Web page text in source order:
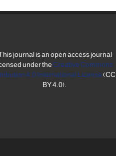
journal is an open access journal
under theCreative Commons
4.0 International License(CC
BY 4.0).